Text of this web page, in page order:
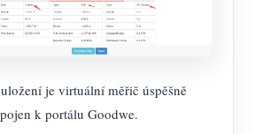
je virtuální měřič úspěšně
k portálu Goodwe.